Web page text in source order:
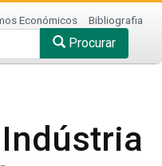
Económicos Bibliografia
Procurar